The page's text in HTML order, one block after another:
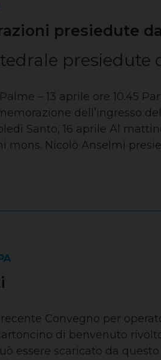
presiedute
presiedute
– 13 aprile ore 10.45
dell’ingresso
Santo, 16 aprile Al
mons. Nicolò Anselmi
Convegno per
di benvenuto
essere scaricato da